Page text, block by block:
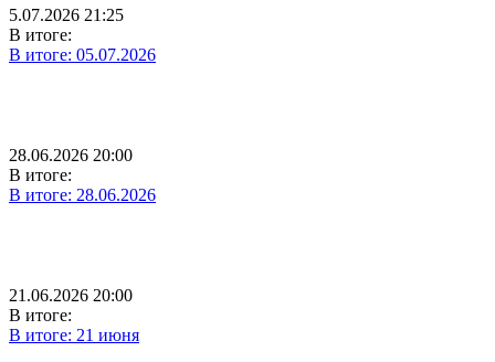
5.07.2026 21:25
В итоге:
В итоге: 05.07.2026
28.06.2026 20:00
В итоге:
В итоге: 28.06.2026
21.06.2026 20:00
В итоге:
В итоге: 21 июня